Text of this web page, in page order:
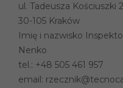
ul. Tadeusza Kościuszki
30-105 Kraków
Imię i nazwisko
Nenko
tel.: +48 505 461 957
email: